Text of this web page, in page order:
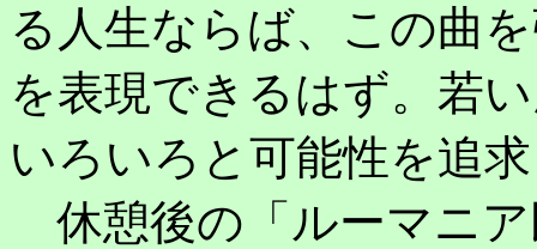
る人生ならば、この曲
を表現できるはず。若
いろいろと可能性を追
休憩後の「ルーマニ